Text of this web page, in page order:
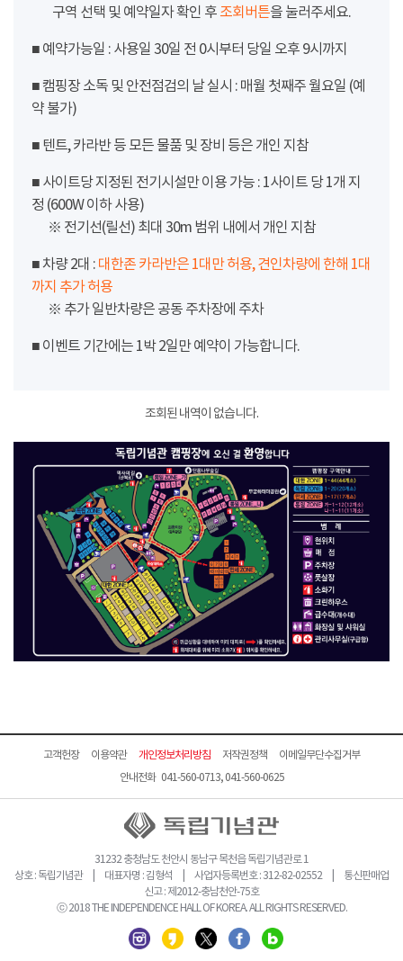
구역 선택 및 예약일자 확인 후 조회버튼을 눌러주세요.
■ 예약가능일 : 사용일 30일 전 0시부터 당일 오후 9시까지
■ 캠핑장 소독 및 안전점검의 날 실시 : 매월 첫째주 월요일 (예
약 불가)
■ 텐트, 카라반 등 모든 물품 및 장비 등은 개인 지참
■ 사이트당 지정된 전기시설만 이용 가능 : 1사이트 당 1개 지
정 (600W 이하 사용)
※ 전기선(릴선) 최대 30m 범위 내에서 개인 지참
■ 차량 2대 : 대한존 카라반은 1대만 허용, 견인차량에 한해 1대
까지 추가 허용
※ 추가 일반차량은 공동 주차장에 주차
■ 이벤트 기간에는 1박 2일만 예약이 가능합니다.
조회된 내역이 없습니다.
고객헌장 이용약관 개인정보처리방침 저작권정책
이메일무단수집거부
안내전화 041-560-0713, 041-560-0625
31232 충청남도 천안시 동남구 목천읍 독립기념관로 1
상호 : 독립기념관 | 대표자명 : 김형석 | 사업자등록번호 : 312-82-02552 | 통신판매업
신고 : 제2012-충남천안-75호
ⓒ 2018 THE INDEPENDENCE HALL OF KOREA. ALL RIGHTS RESERVED.